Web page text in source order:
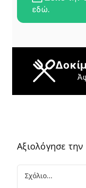
εδώ.
Αξιολόγησε
Comment